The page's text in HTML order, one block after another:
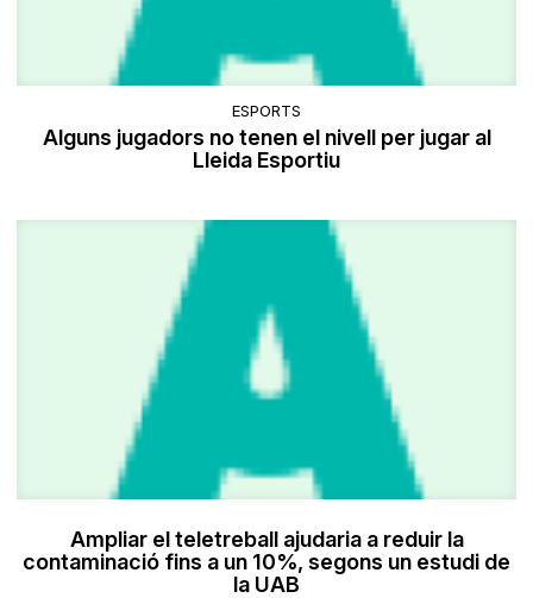
ESPORTS
Alguns jugadors no tenen el nivell per jugar al
Lleida Esportiu
Ampliar el teletreball ajudaria a reduir la
contaminació fins a un 10%, segons un estudi de
la UAB